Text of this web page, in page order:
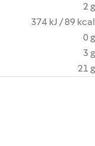
2 g
374 kJ / 89 kcal
0 g
3 g
21 g